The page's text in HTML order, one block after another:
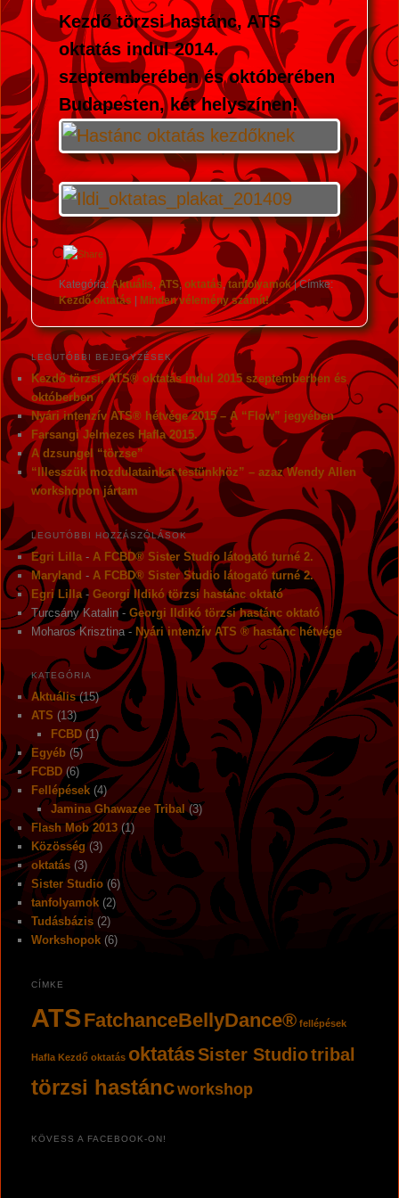
Kezdő törzsi hastánc, ATS
oktatás indul 2014.
szeptemberében és októberében
Budapesten, két helyszínen!
Kategória: Aktuális, ATS, oktatás,tanfolyamok |Címke:
Kezdő oktatás
Minden vélemény számít!
LEGUTÓBBI BEJEGYZÉSEK
Kezdő törzsi, ATS® oktatás indul 2015 szeptemberben és
októberben
Nyári intenzív ATS® hétvége 2015 – A “Flow” jegyében
Farsangi Jelmezes Hafla 2015.
A dzsungel “törzse”
“Illesszük mozdulatainkat testünkhöz” – azaz Wendy Allen
workshopon jártam
LEGUTÓBBI HOZZÁSZÓLÁSOK
Egri Lilla- A FCBD® Sister Studio látogató turné 2.
Maryland - A FCBD® Sister Studio látogató turné 2.
Egri Lilla- Georgi Ildikó törzsi hastánc oktató
Turcsány Katalin- Georgi Ildikó törzsi hastánc oktató
Moharos Krisztina- Nyári intenzív ATS ® hastánc hétvége
KATEGÓRIA
Aktuális(15)
ATS (13)
FCBD (1)
Egyéb(5)
FCBD(6)
Fellépések(4)
Jamina Ghawazee Tribal(3)
Flash Mob 2013(1)
Közösség(3)
oktatás(3)
Sister Studio(6)
tanfolyamok(2)
Tudásbázis(2)
Workshopok(6)
CÍMKE
ATS FatchanceBellyDance® fellépések
Hafla Kezdő oktatás oktatásSister Studiotribal
törzsi hastáncworkshop
KÖVESS A FACEBOOK-ON!